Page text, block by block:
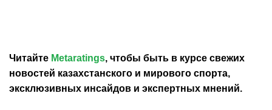
Читайте Metaratings, чтобы быть в курсе свежих
новостей казахстанского и мирового спорта,
эксклюзивных инсайдов и экспертных мнений.